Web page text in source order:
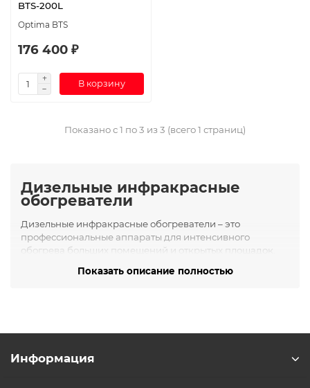
BTS-200L
Optima BTS
176 400 ₽
В корзину
Показано с 1 по 3 из 3 (всего 1 страниц)
Дизельные инфракрасные
обогреватели
Дизельные инфракрасные обогреватели – это
профессиональные аппараты для интенсивного
обогрева больших помещений и открытых площадок.
преобразуя энергию горения в инфракрасное
Мощный обогрев
Показать описание полностью
Информация